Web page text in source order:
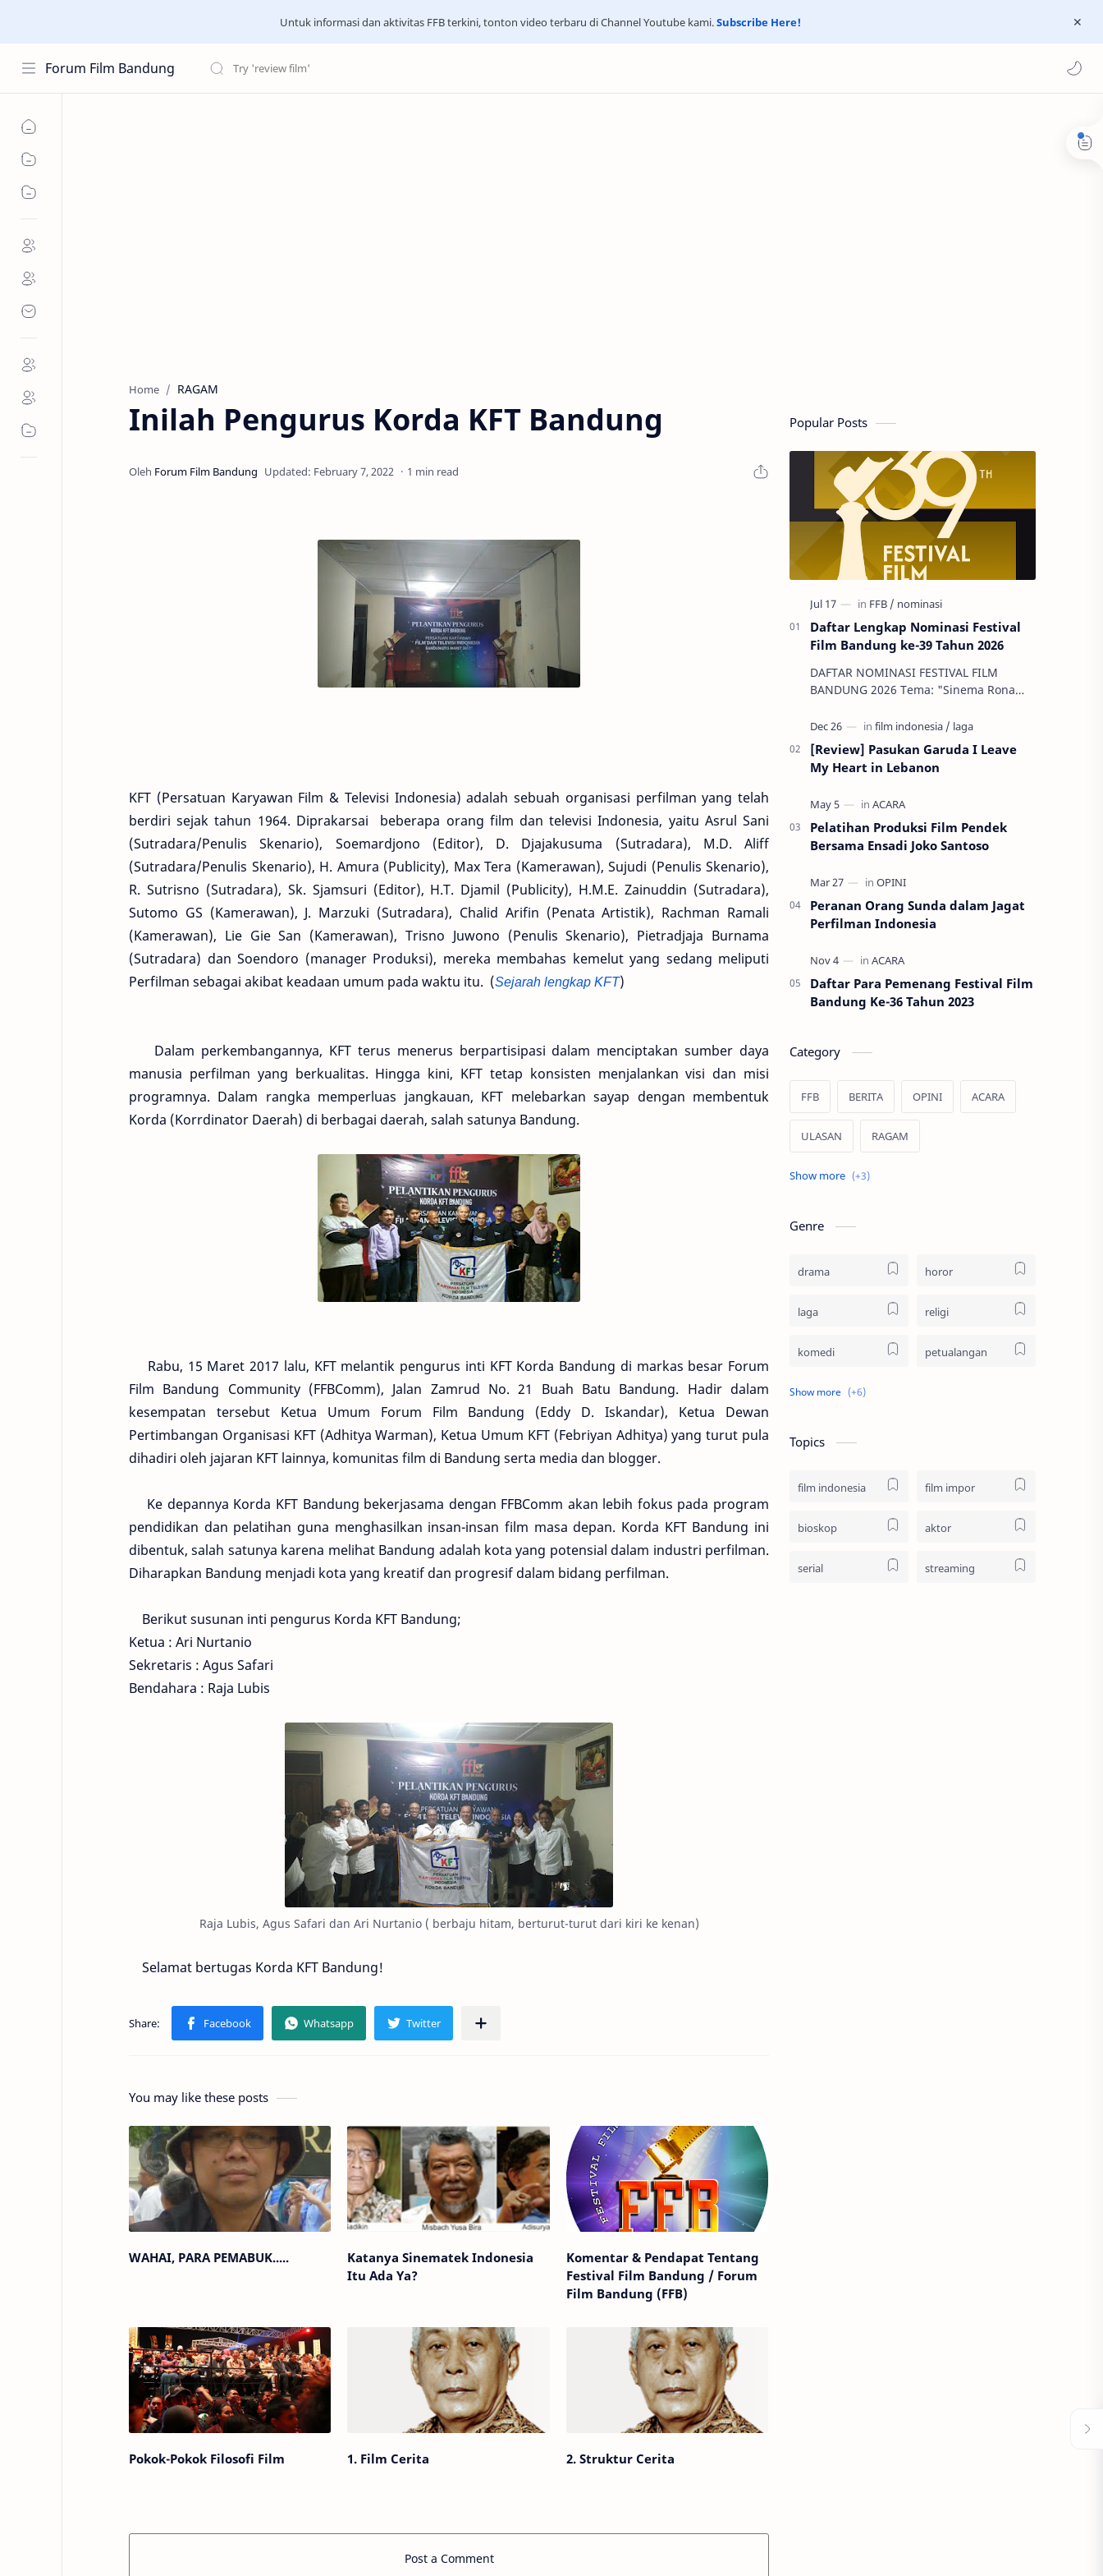
Untuk informasi dan aktivitas FFB terkini, tonton video terbaru di Channel Youtube kami.Subscribe Here!
Forum Film Bandung
Home RAGAM
Inilah Pengurus Korda KFT Bandung
1 min read
KFT (Persatuan Karyawan Film & Televisi Indonesia) adalah sebuah organisasi perfilman yang telah
berdiri sejak tahun 1964. Diprakarsai beberapa orang film dan televisi Indonesia, yaitu Asrul Sani
(Sutradara/Penulis Skenario), Soemardjono (Editor), D. Djajakusuma (Sutradara), M.D. Aliff
(Sutradara/Penulis Skenario), H. Amura (Publicity), Max Tera (Kamerawan), Sujudi (Penulis Skenario),
R. Sutrisno (Sutradara), Sk. Sjamsuri (Editor), H.T. Djamil (Publicity), H.M.E. Zainuddin (Sutradara),
Sutomo GS (Kamerawan), J. Marzuki (Sutradara), Chalid Arifin (Penata Artistik), Rachman Ramali
(Kamerawan), Lie Gie San (Kamerawan), Trisno Juwono (Penulis Skenario), Pietradjaja Burnama
(Sutradara) dan Soendoro (manager Produksi), mereka membahas kemelut yang sedang meliputi
Perfilman sebagai akibat keadaan umum pada waktu itu. (Sejarah lengkap KFT)
Dalam perkembangannya, KFT terus menerus berpartisipasi dalam menciptakan sumber daya
manusia perfilman yang berkualitas. Hingga kini, KFT tetap konsisten menjalankan visi dan misi
programnya. Dalam rangka memperluas jangkauan, KFT melebarkan sayap dengan membentuk
Korda (Korrdinator Daerah) di berbagai daerah, salah satunya Bandung.
Rabu, 15 Maret 2017 lalu, KFT melantik pengurus inti KFT Korda Bandung di markas besar Forum
Film Bandung Community (FFBComm), Jalan Zamrud No. 21 Buah Batu Bandung. Hadir dalam
kesempatan tersebut Ketua Umum Forum Film Bandung (Eddy D. Iskandar), Ketua Dewan
Pertimbangan Organisasi KFT (Adhitya Warman), Ketua Umum KFT (Febriyan Adhitya) yang turut pula
dihadiri oleh jajaran KFT lainnya, komunitas film di Bandung serta media dan blogger.
Ke depannya Korda KFT Bandung bekerjasama dengan FFBComm akan lebih fokus pada program
pendidikan dan pelatihan guna menghasilkan insan-insan film masa depan. Korda KFT Bandung ini
dibentuk, salah satunya karena melihat Bandung adalah kota yang potensial dalam industri perfilman.
Diharapkan Bandung menjadi kota yang kreatif dan progresif dalam bidang perfilman.
Berikut susunan inti pengurus Korda KFT Bandung;
Ketua : Ari Nurtanio
Sekretaris : Agus Safari
Bendahara : Raja Lubis
Raja Lubis, Agus Safari dan Ari Nurtanio ( berbaju hitam, berturut-turut dari kiri ke kenan)
Selamat bertugas Korda KFT Bandung!
You may like these posts
WAHAI, PARA PEMABUK.....
Katanya Sinematek Indonesia
Itu Ada Ya?
Komentar & Pendapat Tentang
Festival Film Bandung / Forum
Film Bandung (FFB)
Pokok-Pokok Filosofi Film 1. Film Cerita 2. Struktur Cerita
Post a Comment
Popular Posts
Daftar Lengkap Nominasi Festival
Film Bandung ke-39 Tahun 2026
DAFTAR NOMINASI FESTIVAL FILM
BANDUNG 2026 Tema: "Sinema Rona
Indonesia, 26 Ser…
[Review] Pasukan Garuda I Leave
My Heart in Lebanon
Pelatihan Produksi Film Pendek
Bersama Ensadi Joko Santoso
Peranan Orang Sunda dalam Jagat
Perfilman Indonesia
Daftar Para Pemenang Festival Film
Bandung Ke-36 Tahun 2023
Category
FFB BERITA OPINI ACARA
ULASAN RAGAM
PUISI PROFIL
Genre
drama horor
laga religi
komedi petualangan
thriller
Topics
film indonesia film impor
bioskop aktor
serial streaming